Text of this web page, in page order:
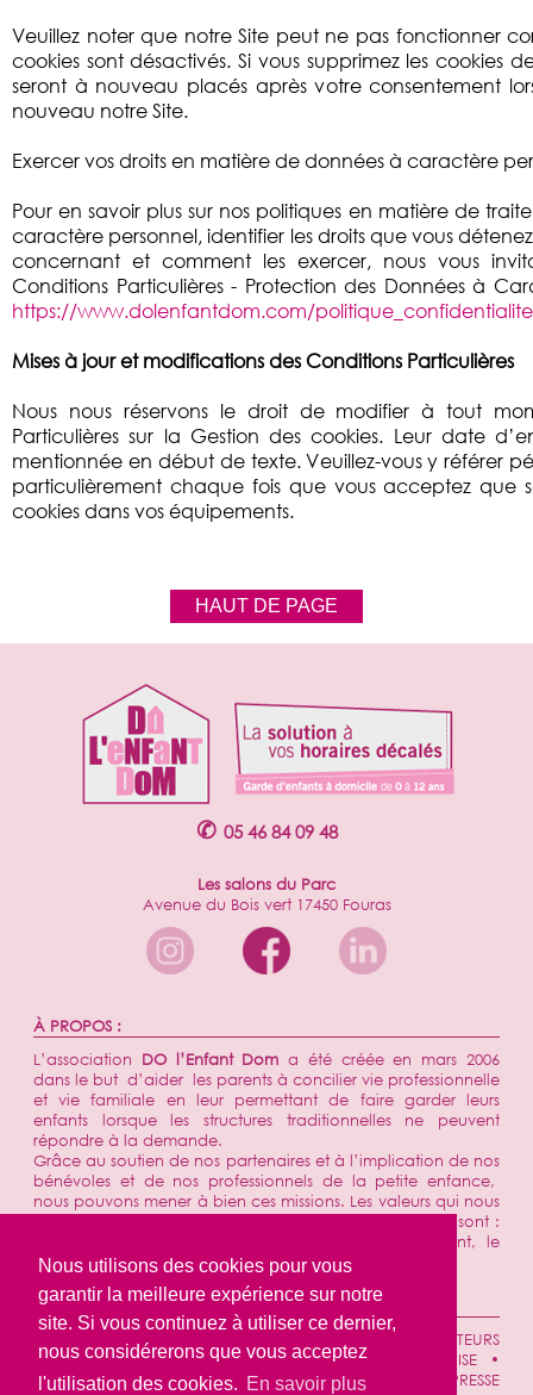
Nous utilisons des cookies pour vous
garantir la meilleure expérience sur notre
site. Si vous continuez à utiliser ce dernier,
nous considérerons que vous acceptez
l'utilisation des cookies. En savoir plus
Veuillez noter que notre Site peut ne pas fonctionner
cookies sont désactivés. Si vous supprimez les cookies
seront à nouveau placés après votre consentement
nouveau notre Site.
Exercer vos droits en matière de données à caractère
Pour en savoir plus sur nos politiques en matière de
caractère personnel, identifier les droits que vous
concernant et comment les exercer, nous vous
Conditions Particulières - Protection des Données à
https://www.dolenfantdom.com/
Mises à jour et modifications des Conditions Particulières
Nous nous réservons le droit de modifier à tout
Particulières sur la Gestion des cookies. Leur date
mentionnée en début de texte. Veuillez-vous y référer
particulièrement chaque fois que vous acceptez que
cookies dans vos équipements.
HAUT DE PAGE
✆ 05 46 84 09 48
Les salons du Parc
Avenue du Bois vert 17450 Fouras
À PROPOS :
L’association DO l’Enfant Dom a été créée en mars 2006
dans le but d’aider les parents à concilier vie professionnelle
et vie familiale en leur permettant de faire garder leurs
enfants lorsque les structures traditionnelles ne peuvent
répondre à la demande.
Grâce au soutien de nos partenaires et à l’implication de nos
bénévoles et de nos professionnels de la petite enfance,
nous pouvons mener à bien ces missions. Les valeurs qui nous
ont toujours animées et sont de plus en plus présentes sont :
l’utilité sociale, le soutien aux familles, l’engagement, le
respect et la convivialité.
NAVIGATION :
•
SECTEURS
D'INTERVENTIONS
•TARIFS & ADHÉSION ENTREPRISE
•
TÉMOIGNAGES • ACTUALITÉS • CONTACT •
REVUE DE PRESSE